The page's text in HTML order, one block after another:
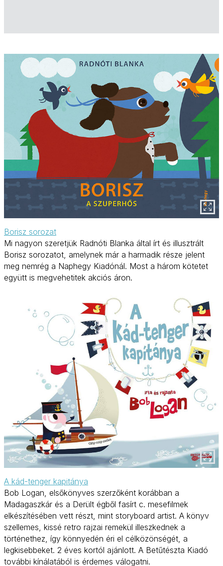
Borisz sorozat
Mi nagyon szeretjük Radnóti Blanka által írt és illusztrált
Borisz sorozatot, amelynek már a harmadik része jelent
meg nemrég a Naphegy Kiadónál. Most a három kötetet
együtt is megvehetitek akciós áron.
A kád-tenger kapitánya
Bob Logan, elsőkönyves szerzőként korábban a
Madagaszkár és a Derült égből fasírt c. mesefilmek
elkészítésében vett részt, mint storyboard artist. A könyv
szellemes, kissé retro rajzai remekül illeszkednek a
történethez, így könnyedén éri el célközönségét, a
legkisebbeket. 2 éves kortól ajánlott. A Betűtészta Kiadó
további kínálatából is érdemes válogatni.